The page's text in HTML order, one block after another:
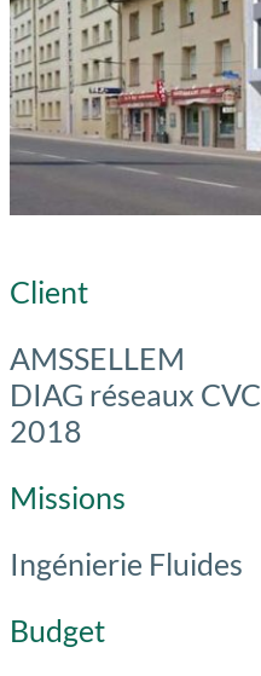
Client
AMSSELLEM
DIAG réseaux CVC
2018
Missions
Ingénierie Fluides
Budget